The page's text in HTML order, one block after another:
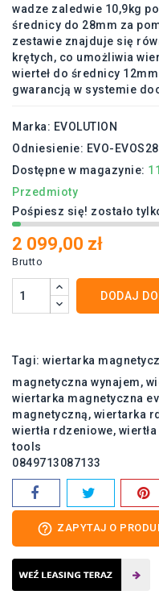
wadze zaledwie 10,9kg
średnicy do 28mm za
zestawie znajduje się
krętych, co umożliwia
wierteł do średnicy
gwarancją w systemie
Marka: EVOLUTION
Odniesienie: EVO-EVOS28
Dostępne w magazynie: 11
Przedmioty
Pośpiesz się! zostało
2 099,00 zł
Brutto
DODAJ
Tagi: wiertarka
magnetyczna wynajem
wiertarka magnetyczna
magnetyczną wiertarka
wiertła rdzeniowe
tools
0849713087133
help_outline ZAPYTAJ O